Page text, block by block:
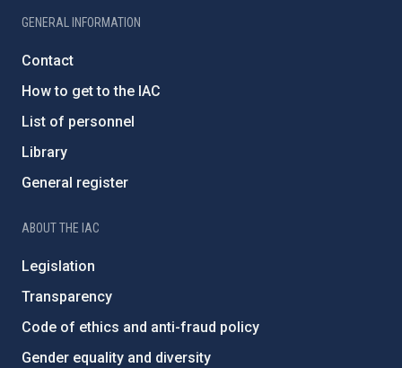
GENERAL INFORMATION
Contact
How to get to the IAC
List of personnel
Library
General register
ABOUT THE IAC
Legislation
Transparency
Code of ethics and anti-fraud policy
Gender equality and diversity